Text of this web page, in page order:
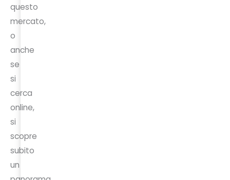
questo
mercato,
o
anche
se
si
cerca
online,
si
scopre
subito
un